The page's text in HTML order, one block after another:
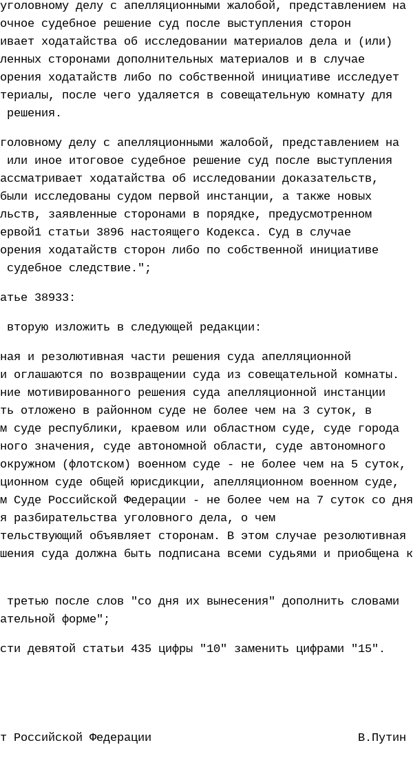
делу с апелляционными жалобой, представлением на
судебное решение суд после выступления сторон
ходатайства об исследовании материалов дела и (или)
сторонами дополнительных материалов и в случае
ходатайств либо по собственной инициативе исследует
после чего удаляется в совещательную комнату для
решения.
делу с апелляционными жалобой, представлением на
или иное итоговое судебное решение суд после выступления
ходатайства об исследовании доказательств,
исследованы судом первой инстанции, а также новых
заявленные сторонами в порядке, предусмотренном
статьи 3896 настоящего Кодекса. Суд в случае
ходатайств сторон либо по собственной инициативе
судебное следствие.";
38933:
изложить в следующей редакции:
и резолютивная части решения суда апелляционной
оглашаются по возвращении суда из совещательной комнаты.
мотивированного решения суда апелляционной инстанции
отложено в районном суде не более чем на 3 суток, в
суде республики, краевом или областном суде, суде города
значения, суде автономной области, суде автономного
(флотском) военном суде - не более чем на 5 суток,
суде общей юрисдикции, апелляционном военном суде,
Суде Российской Федерации - не более чем на 7 суток со дня
разбирательства уголовного дела, о чем
объявляет сторонам. В этом случае резолютивная
суда должна быть подписана всеми судьями и приобщена к
после слов "со дня их вынесения" дополнить словами
форме";
девятой статьи 435 цифры "10" заменить цифрами "15".
Российской Федерации В.Путин